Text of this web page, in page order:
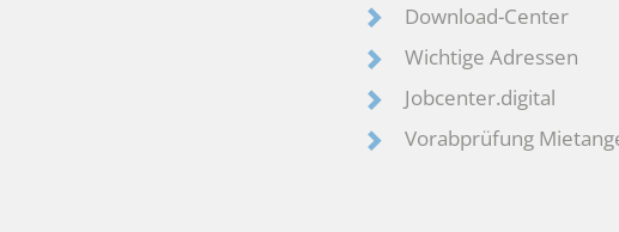
Download-Center
Wichtige Adressen
Jobcenter.digital
Vorabprüfung